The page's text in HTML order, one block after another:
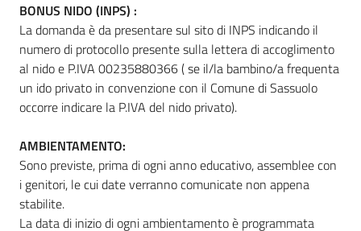
BONUS NIDO (INPS) :
La domanda è da presentare sul sito di INPS indicando il
numero di protocollo presente sulla lettera di accoglimento
al nido e P.IVA 00235880366 ( se il/la bambino/a frequenta
un ido privato in convenzione con il Comune di Sassuolo
occorre indicare la P.IVA del nido privato).
AMBIENTAMENTO:
Sono previste, prima di ogni anno educativo, assemblee con
i genitori, le cui date verranno comunicate non appena
stabilite.
La data di inizio di ogni ambientamento è programmata